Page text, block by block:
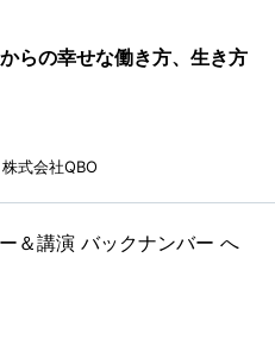
らの幸せな働き方、生き方
式会社QBO
＆講演 バックナンバー へ